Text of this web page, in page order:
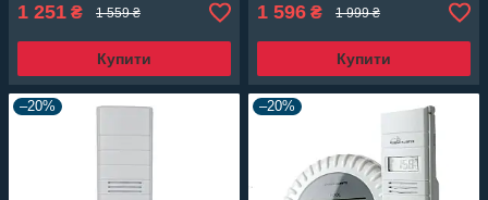
1 251 ₴ 1 559 ₴
Купити
1 596 ₴ 1 999 ₴
Купити
–20% –20%